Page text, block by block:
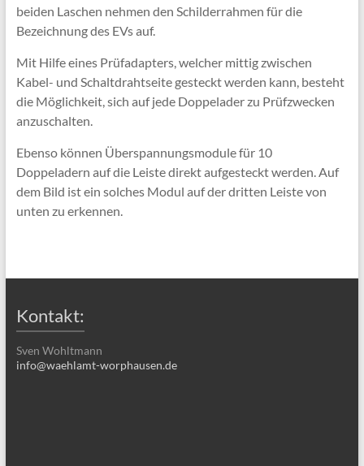
beiden Laschen nehmen den Schilderrahmen für die
Bezeichnung des EVs auf.
Mit Hilfe eines Prüfadapters, welcher mittig zwischen
Kabel- und Schaltdrahtseite gesteckt werden kann, besteht
die Möglichkeit, sich auf jede Doppelader zu Prüfzwecken
anzuschalten.
Ebenso können Überspannungsmodule für 10
Doppeladern auf die Leiste direkt aufgesteckt werden. Auf
dem Bild ist ein solches Modul auf der dritten Leiste von
unten zu erkennen.
Kontakt:
Sven Wohltmann
info@waehlamt-worphausen.de